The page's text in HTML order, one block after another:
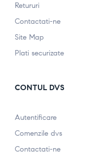
Retururi
Contactati-ne
Site Map
Plati securizate
CONTUL DVS
Autentificare
Comenzile dvs
Contactati-ne